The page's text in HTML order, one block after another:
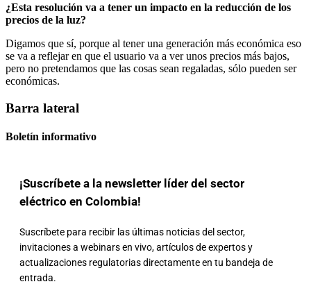
¿Esta resolución va a tener un impacto en la reducción de los
precios de la luz?
Digamos que sí, porque al tener una generación más económica eso
se va a reflejar en que el usuario va a ver unos precios más bajos,
pero no pretendamos que las cosas sean regaladas, sólo pueden ser
económicas.
Barra lateral
Boletín informativo
¡Suscríbete a la newsletter líder del sector
eléctrico en Colombia!
Suscríbete para recibir las últimas noticias del sector,
invitaciones a webinars en vivo, artículos de expertos y
actualizaciones regulatorias directamente en tu bandeja de
entrada.